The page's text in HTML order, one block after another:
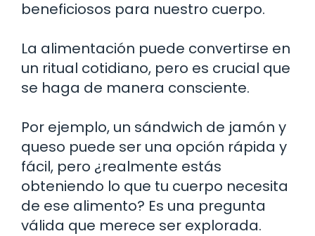
beneficiosos para nuestro cuerpo.
La alimentación puede convertirse en
un ritual cotidiano, pero es crucial que
se haga de manera consciente.
Por ejemplo, un sándwich de jamón y
queso puede ser una opción rápida y
fácil, pero ¿realmente estás
obteniendo lo que tu cuerpo necesita
de ese alimento? Es una pregunta
válida que merece ser explorada.